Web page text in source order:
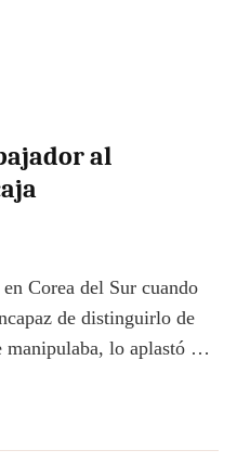
al
Corea del Sur cuando
de distinguirlo de
manipulaba, lo aplastó …